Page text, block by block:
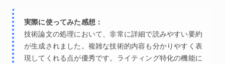
実際に使ってみた感想：
技術論文の処理において、非常に詳細で読みやすい要約
が生成されました。複雑な技術的内容も分かりやすく表
現してくれる点が優秀です。ライティング特化の機能に